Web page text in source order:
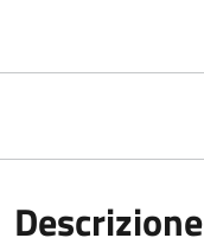
Descrizione